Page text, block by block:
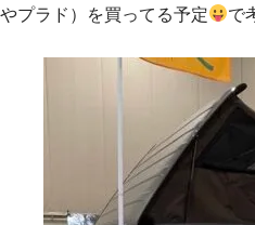
やプラド）を買ってる予定
で